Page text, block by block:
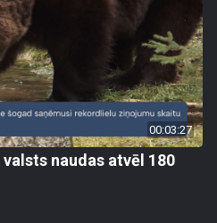
00:03:27
naudas atvēl 180